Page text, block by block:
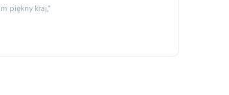
piękny kraj,”